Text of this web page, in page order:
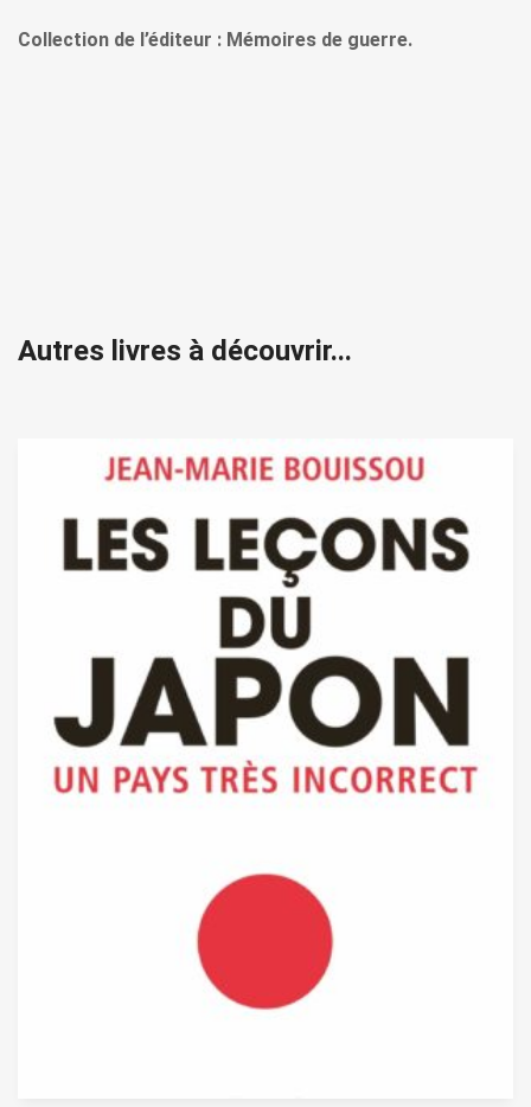
Collection de l’éditeur : Mémoires de guerre.
Autres livres à découvrir...